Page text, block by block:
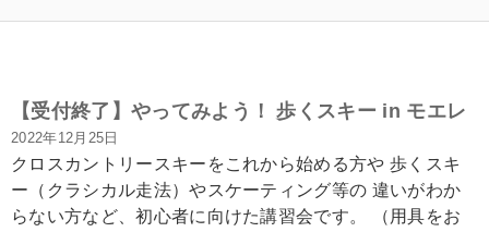
【受付終了】やってみよう！ 歩くスキー in モエレ
2022年12月25日
クロスカントリースキーをこれから始める方や 歩くスキ
ー（クラシカル走法）やスケーティング等の 違いがわか
らない方など、初心者に向けた講習会です。 （用具をお